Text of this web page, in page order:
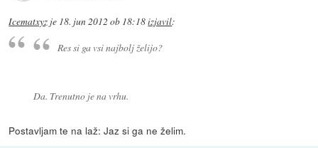
Icematxyz je 18. jun 2012 ob 18:18izjavil:
Res si ga vsi najbolj želijo?
Da. Trenutno je na vrhu.
Postavljam te na laž: Jaz si ga ne želim.